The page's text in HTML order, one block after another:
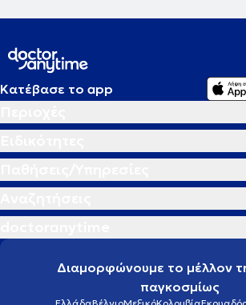
Κατέβασε το app
Διαμορφώνουμε το μέλλον
παγκοσμίως